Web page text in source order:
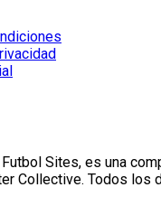
Sites, es una
Collective. Todos los